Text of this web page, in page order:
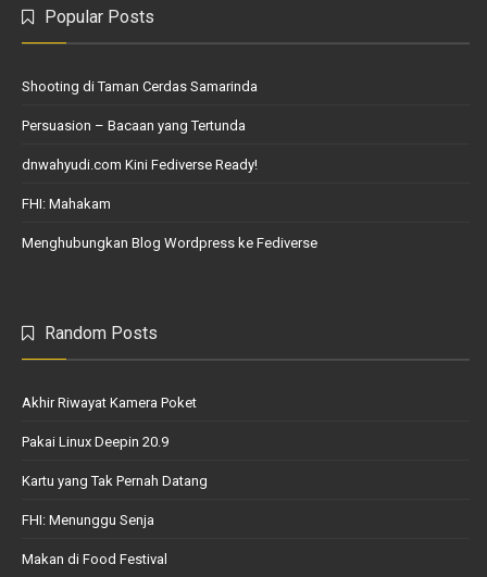
Popular Posts
Shooting di Taman Cerdas Samarinda
Persuasion – Bacaan yang Tertunda
dnwahyudi.com Kini Fediverse Ready!
FHI: Mahakam
Menghubungkan Blog Wordpress ke Fediverse
Random Posts
Akhir Riwayat Kamera Poket
Pakai Linux Deepin 20.9
Kartu yang Tak Pernah Datang
FHI: Menunggu Senja
Makan di Food Festival